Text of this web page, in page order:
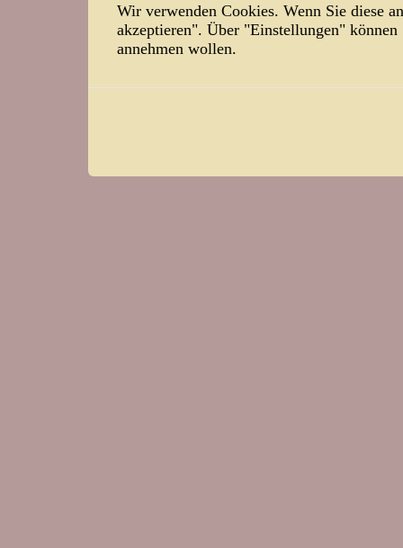
Wir verwenden Cookies. Wenn Sie diese
akzeptieren". Über "Einstellungen"
annehmen wollen.